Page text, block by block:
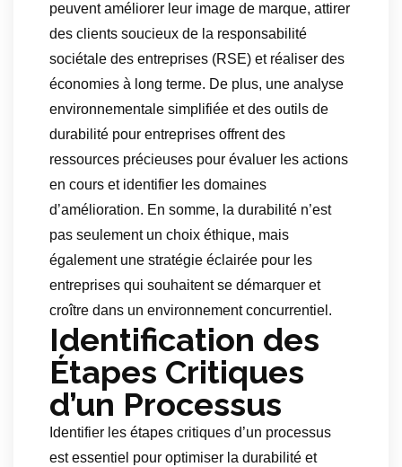
peuvent améliorer leur image de marque, attirer
des clients soucieux de la responsabilité
sociétale des entreprises (RSE) et réaliser des
économies à long terme. De plus, une analyse
environnementale simplifiée et des outils de
durabilité pour entreprises offrent des
ressources précieuses pour évaluer les actions
en cours et identifier les domaines
d’amélioration. En somme, la durabilité n’est
pas seulement un choix éthique, mais
également une stratégie éclairée pour les
entreprises qui souhaitent se démarquer et
croître dans un environnement concurrentiel.
Identification des
Étapes Critiques
d’un Processus
Identifier les étapes critiques d’un processus
est essentiel pour optimiser la durabilité et